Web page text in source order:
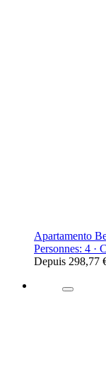
Apartamento
Personnes: 4 ·
Depuis 298,77